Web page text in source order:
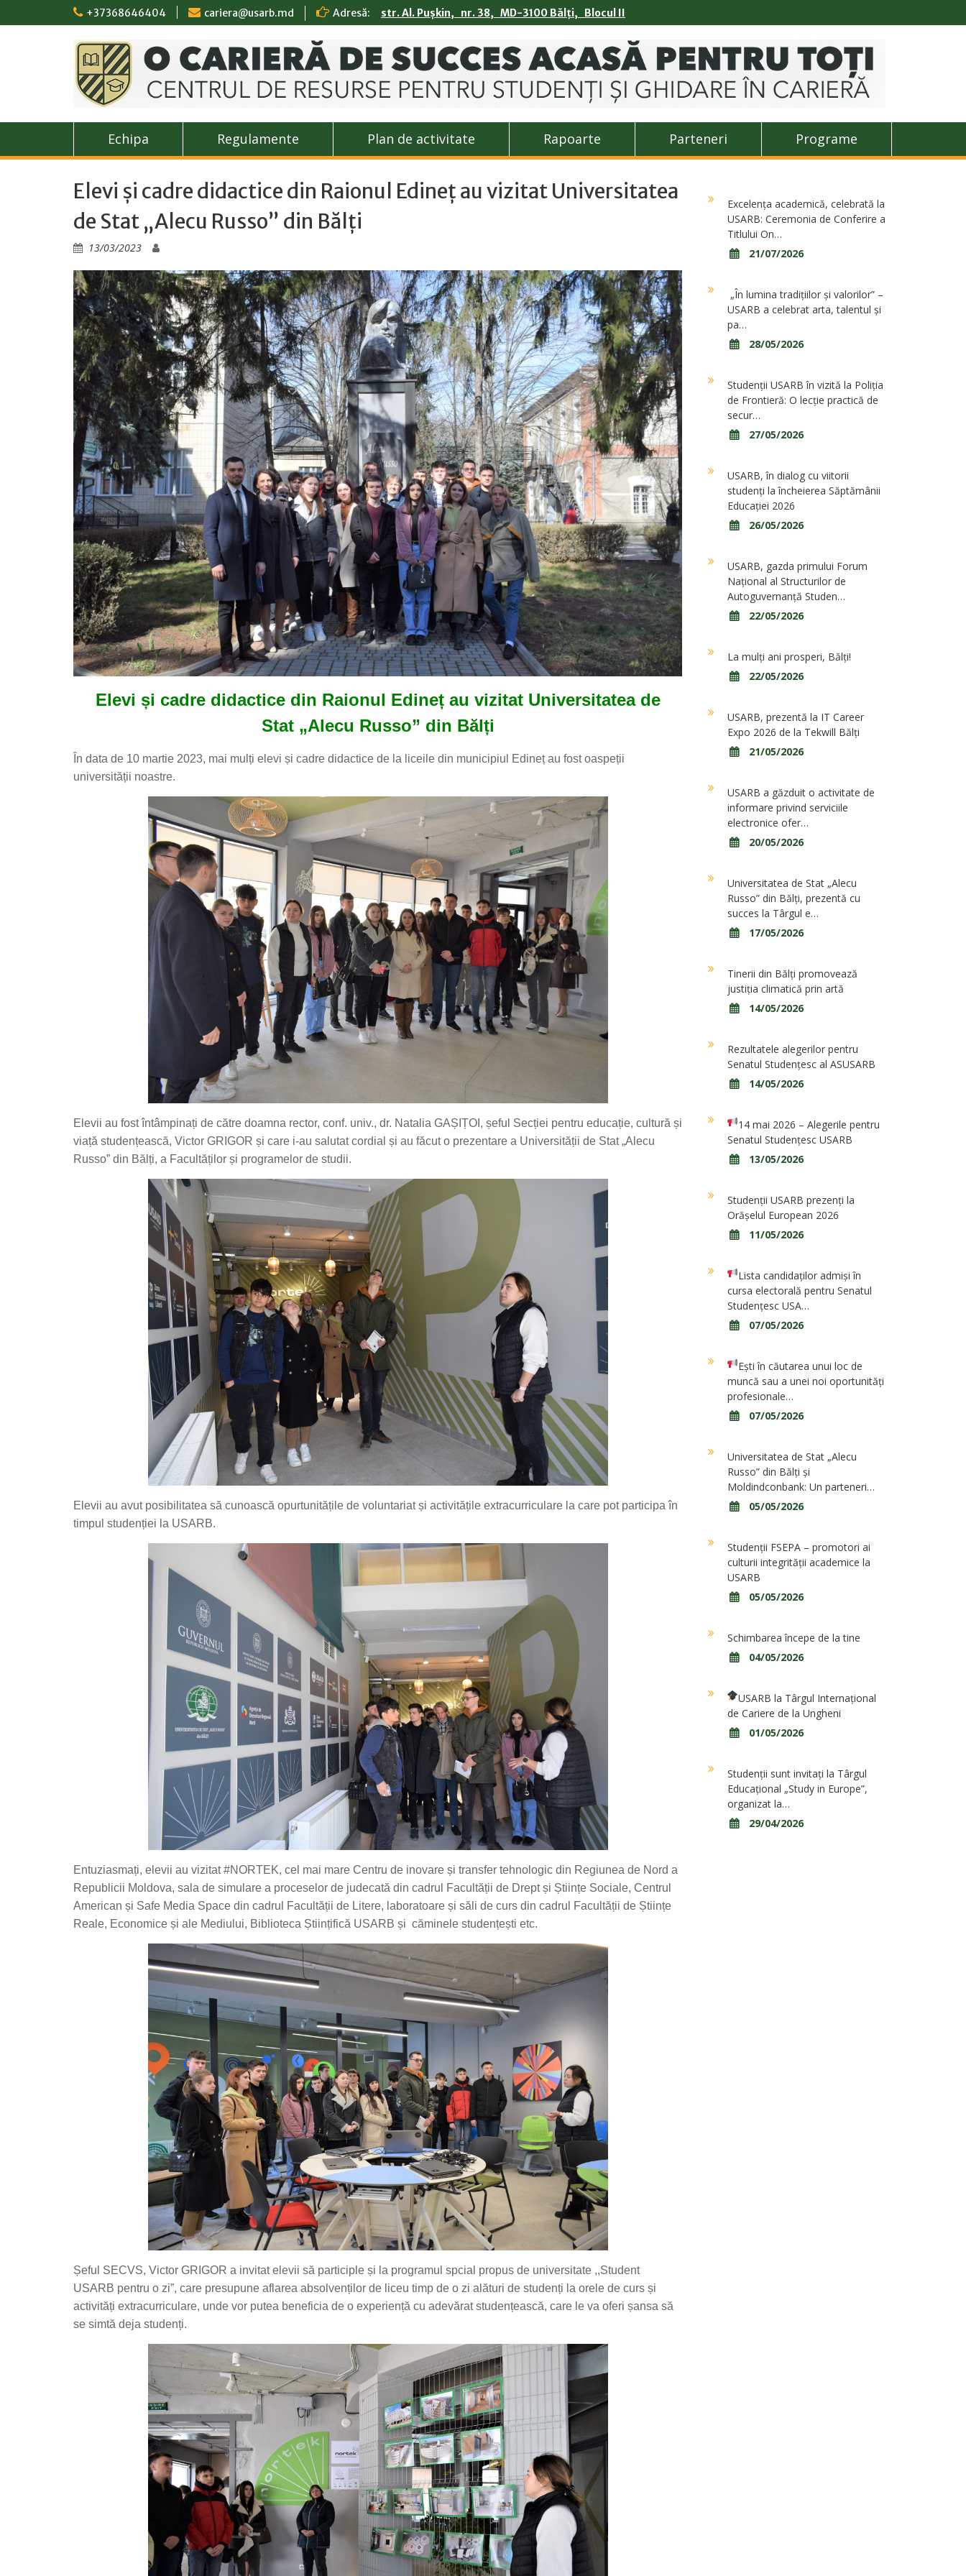
to
+37368646404 cariera@usarb.md Adresă: str. Al. Pușkin, nr. 38, MD-3100 Bălți, Blocul II
Echipa Regulamente Plan de activitate Rapoarte Parteneri Programe
Elevi și cadre didactice din Raionul Edineț au vizitat Universitatea
de Stat „Alecu Russo” din Bălți
13/03/2023
Elevi și cadre didactice din Raionul Edinețau vizitat Universitatea de
Stat „Alecu Russo” din Bălți
În data de 10 martie 2023, mai mulți elevi și cadre didactice de la liceile din municipiul Edineț au fost oaspeții
universității noastre.
Elevii au fost întâmpinați de către doamna rector, conf. univ., dr. Natalia GAȘIȚOI, șeful Secției pentru educație, cultură și
viață studențească, Victor GRIGOR și care i-au salutat cordial și au făcut o prezentare a Universității de Stat „Alecu
Russo” din Bălți, a Facultăților și programelor de studii.
Elevii au avut posibilitatea să cunoască opurtunitățile de voluntariat și activitățile extracurriculare la care pot participa în
timpul studenției la USARB.
Entuziasmați, elevii au vizitat #NORTEK, cel mai mare Centru de inovare și transfer tehnologic din Regiunea de Nord a
Republicii Moldova, sala de simulare a proceselor de judecată din cadrul Facultății de Drept și Științe Sociale, Centrul
American și Safe Media Space din cadrul Facultății de Litere, laboratoare și săli de curs din cadrul Facultății de Științe
Reale, Economice și ale Mediului, Biblioteca Științifică USARB și căminele studențești etc.
Șeful SECVS, Victor GRIGOR a invitat elevii să participle și la programul spcial propus de universitate ,,Student
USARB pentru o zi”, care presupune aflarea absolvenților de liceu timp de o zi alături de studenți la orele de curs și
activități extracurriculare, unde vor putea beneficia de o experiență cu adevărat studențească, care le va oferi șansa să
se simtă deja studenți.
Excelența academică, celebrată la
USARB: Ceremonia de Conferire a
Titlului On…
21/07/2026
„În lumina tradițiilor și valorilor” –
USARB a celebrat arta, talentul și
pa…
28/05/2026
Studenții USARB în vizită la Poliția
de Frontieră: O lecție practică de
secur…
27/05/2026
USARB, în dialog cu viitorii
studenți la încheierea Săptămânii
Educației 2026
26/05/2026
USARB, gazda primului Forum
Național al Structurilor de
Autoguvernanță Studen…
22/05/2026
La mulți ani prosperi, Bălți!
22/05/2026
USARB, prezentă la IT Career
Expo 2026 de la Tekwill Bălți
21/05/2026
USARB a găzduit o activitate de
informare privind serviciile
electronice ofer…
20/05/2026
Universitatea de Stat „Alecu
Russo” din Bălți, prezentă cu
succes la Târgul e…
17/05/2026
Tinerii din Bălți promovează
justiția climatică prin artă
14/05/2026
Rezultatele alegerilor pentru
Senatul Studențesc al ASUSARB
14/05/2026
14 mai 2026 – Alegerile pentru
Senatul Studențesc USARB
13/05/2026
Studenții USARB prezenți la
Orășelul European 2026
11/05/2026
Lista candidaților admiși în
cursa electorală pentru Senatul
Studențesc USA…
07/05/2026
Ești în căutarea unui loc de
muncă sau a unei noi oportunități
profesionale…
07/05/2026
Universitatea de Stat „Alecu
Russo” din Bălți și
Moldindconbank: Un parteneri…
05/05/2026
Studenții FSEPA – promotori ai
culturii integrității academice la
USARB
05/05/2026
Schimbarea începe de la tine
04/05/2026
USARB la Târgul Internațional
de Cariere de la Ungheni
01/05/2026
Studenții sunt invitați la Târgul
Educațional „Study in Europe”,
organizat la…
29/04/2026